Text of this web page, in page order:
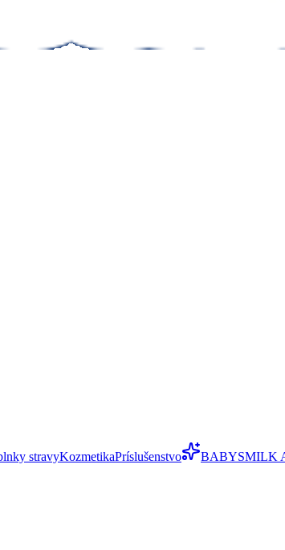
stravyKozmetikaPríslušenstvo BABYSMILK